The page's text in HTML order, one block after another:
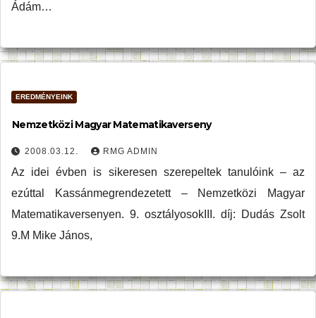
Ádám…
EREDMÉNYEINK
Nemzetközi Magyar Matematikaverseny
2008.03.12. RMG ADMIN
Az idei évben is sikeresen szerepeltek tanulóink – az
ezúttal Kassánmegrendezetett – Nemzetközi Magyar
Matematikaversenyen. 9. osztályosokIII. díj: Dudás Zsolt
9.M Mike János,